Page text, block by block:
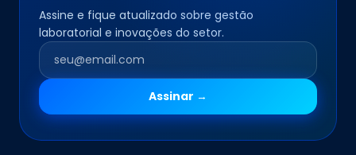
Assine e fique atualizado sobre gestão
laboratorial e inovações do setor.
Assinar →